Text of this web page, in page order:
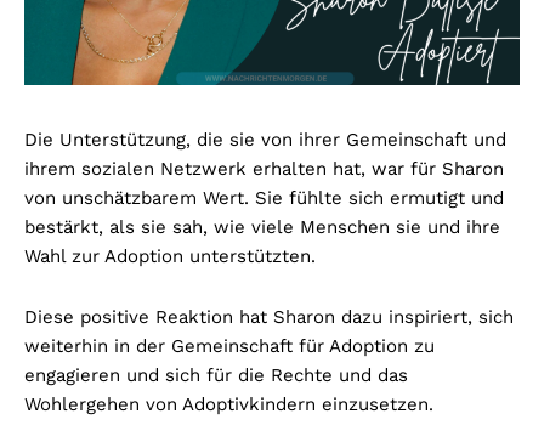
Die Unterstützung, die sie von ihrer Gemeinschaft und
ihrem sozialen Netzwerk erhalten hat, war für Sharon
von unschätzbarem Wert. Sie fühlte sich ermutigt und
bestärkt, als sie sah, wie viele Menschen sie und ihre
Wahl zur Adoption unterstützten.
Diese positive Reaktion hat Sharon dazu inspiriert, sich
weiterhin in der Gemeinschaft für Adoption zu
engagieren und sich für die Rechte und das
Wohlergehen von Adoptivkindern einzusetzen.